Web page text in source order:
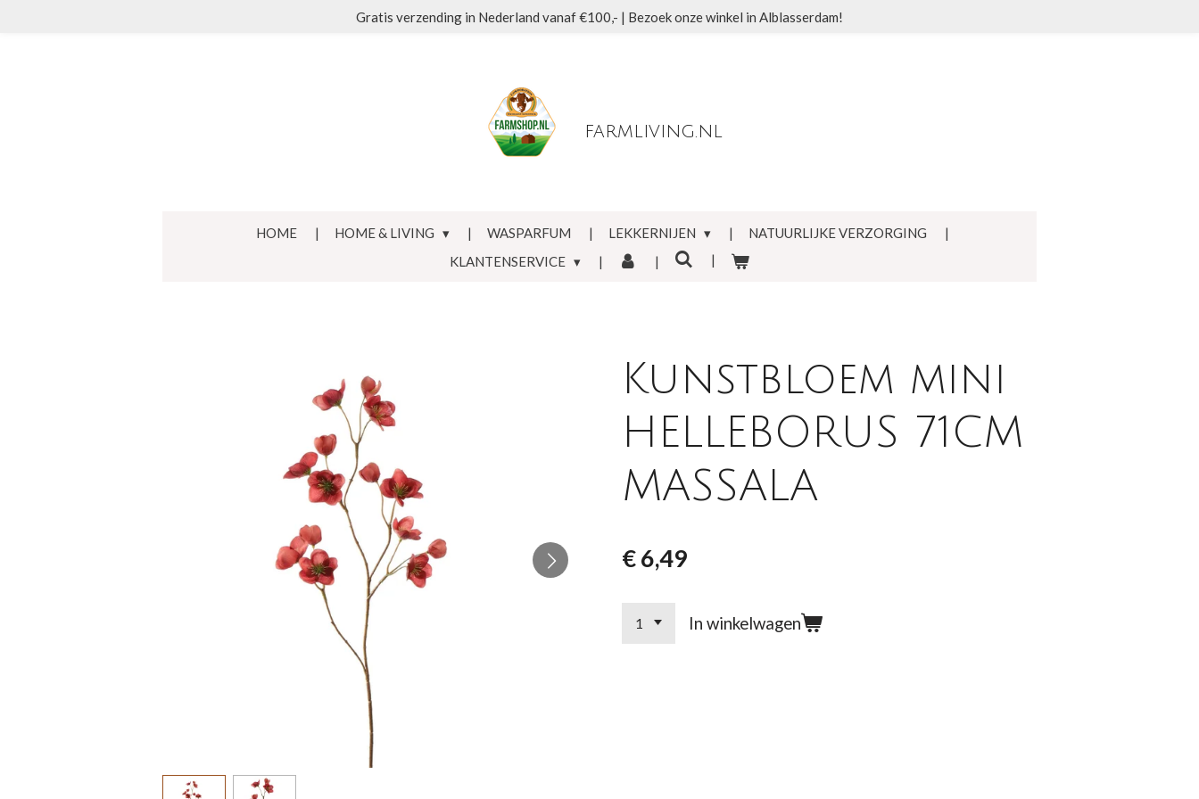
Gratis verzending in Nederland vanaf €100,- | Bezoek onze winkel in Alblasserdam!
farmliving.nl
HOME HOME & LIVING WASPARFUM LEKKERNIJEN
NATUURLIJKE VERZORGING
KLANTENSERVICE
Kunstbloem mini
HELLEBORUS 71CM
MASSALA
€ 6,49
In winkelwagen